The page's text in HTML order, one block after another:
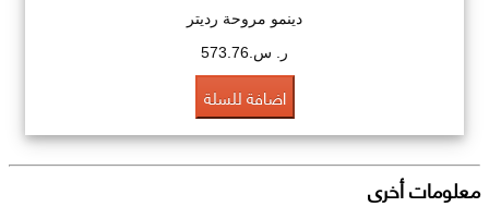
دينمو مروحة رديتر
ر. س.573.76
اضافة للسلة
معلومات أخرى